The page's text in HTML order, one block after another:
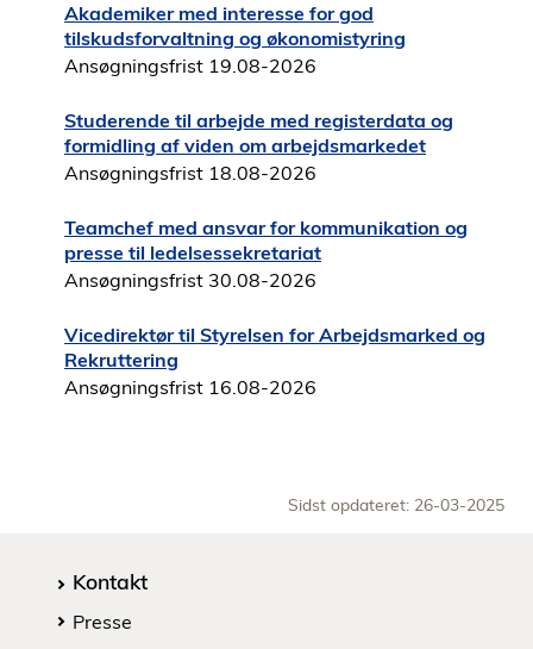
Akademiker med interesse for god
tilskudsforvaltning og økonomistyring
Ansøgningsfrist 19.08-2026
Studerende til arbejde med registerdata og
formidling af viden om arbejdsmarkedet
Ansøgningsfrist 18.08-2026
Teamchef med ansvar for kommunikation og
presse til ledelsessekretariat
Ansøgningsfrist 30.08-2026
Vicedirektør til Styrelsen for Arbejdsmarked og
Rekruttering
Ansøgningsfrist 16.08-2026
Sidst opdateret: 26-03-2025
Kontakt
Presse